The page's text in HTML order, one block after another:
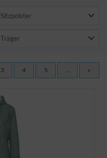
Sitzpolster
Träger
3 4 5 »